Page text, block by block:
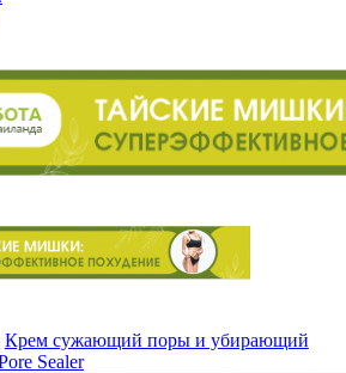
Крем сужающий поры и убирающий
Sealer